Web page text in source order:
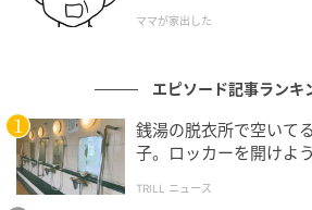
ベビーカレンダー
索、おでかけ情報、離乳食
ママが家出した
エピソード記事ランキ
銭湯の脱衣所で空いて
子。ロッカーを開けよ
中で拍手」
TRILL ニュース